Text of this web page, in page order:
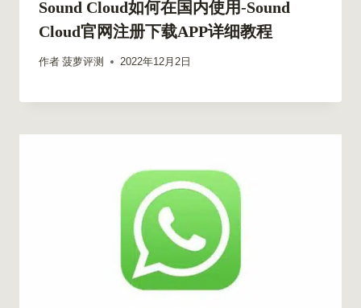
Sound Cloud如何在国内使用-Sound
Cloud官网注册下载APP详细教程
作者 菠萝评测 2022年12月2日